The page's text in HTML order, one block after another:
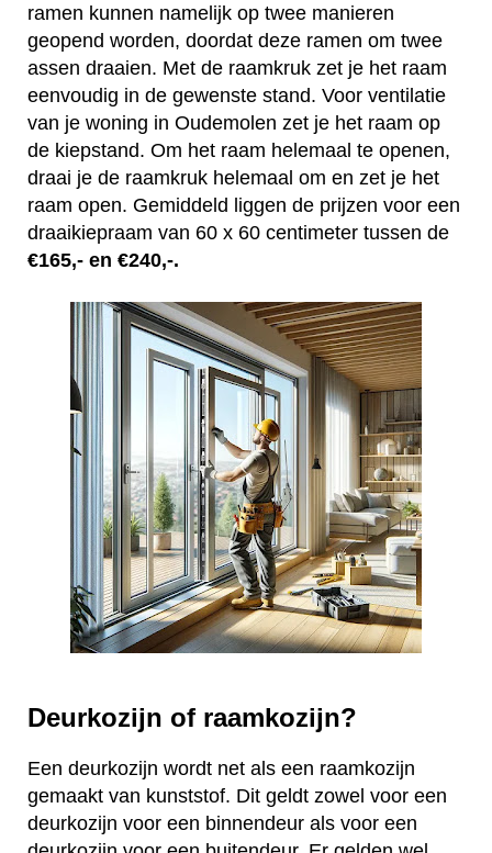
ramen kunnen namelijk op twee manieren
geopend worden, doordat deze ramen om twee
assen draaien. Met de raamkruk zet je het raam
eenvoudig in de gewenste stand. Voor ventilatie
van je woning in Oudemolen zet je het raam op
de kiepstand. Om het raam helemaal te openen,
draai je de raamkruk helemaal om en zet je het
raam open. Gemiddeld liggen de prijzen voor een
draaikiepraam van 60 x 60 centimeter tussen de
€165,- en €240,-.
Deurkozijn of raamkozijn?
Een deurkozijn wordt net als een raamkozijn
gemaakt van kunststof. Dit geldt zowel voor een
deurkozijn voor een binnendeur als voor een